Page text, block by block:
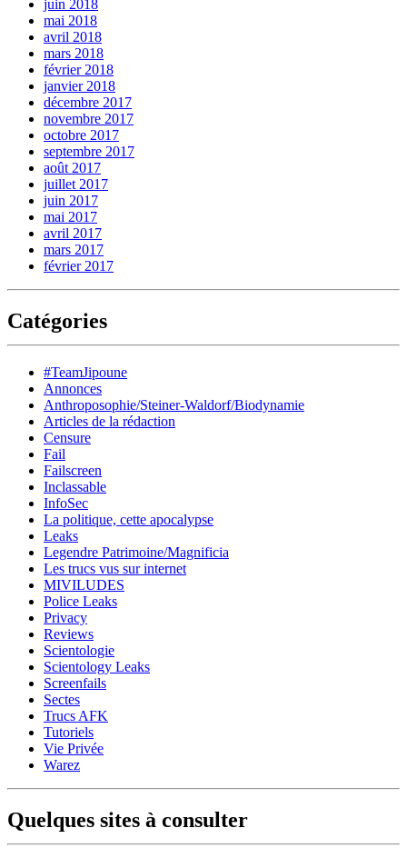
juin 2018
mai 2018
avril 2018
mars 2018
février 2018
janvier 2018
décembre 2017
novembre 2017
octobre 2017
septembre 2017
août 2017
juillet 2017
juin 2017
mai 2017
avril 2017
mars 2017
février 2017
Catégories
#TeamJipoune
Annonces
Anthroposophie/Steiner-Waldorf/Biodynamie
Articles de la rédaction
Censure
Fail
Failscreen
Inclassable
InfoSec
La politique, cette apocalypse
Leaks
Legendre Patrimoine/Magnificia
Les trucs vus sur internet
MIVILUDES
Police Leaks
Privacy
Reviews
Scientologie
Scientology Leaks
Screenfails
Sectes
Trucs AFK
Tutoriels
Vie Privée
Warez
Quelques sites à consulter